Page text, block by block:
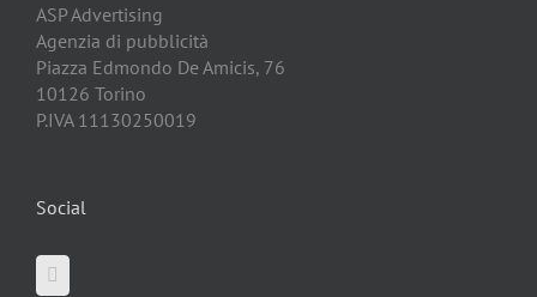
ASP Advertising
Agenzia di pubblicità
Piazza Edmondo De Amicis, 76
10126 Torino
P.IVA 11130250019
Social